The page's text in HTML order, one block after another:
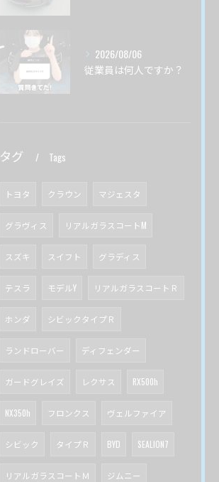
2026/08/06
従業員は何人ですか？
タグ Tags
トヨタ クラウン マジェスタ
グラヴィス リアルガラスコートM
スズキ スイフト グラディス
テスラ モデルY リアルガラスコートＲ
ホンダ シビックタイプＲ
ランドローバー ディフェンダー
ガードグレイズ レクサス RX500h
NX350h フロンクス ヴェルファイア
シビック タイプＲ BYD SEALION7
リアルガラスコートＭ ジムニー